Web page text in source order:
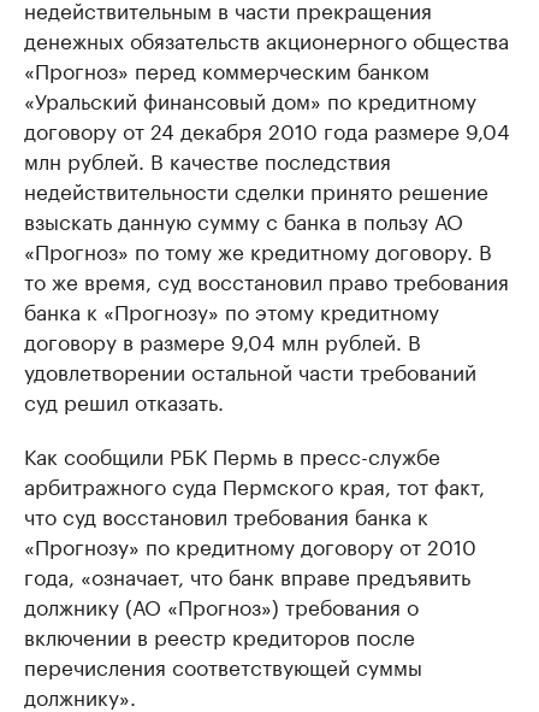
недействительным в части прекращения
денежных обязательств акционерного общества
«Прогноз» перед коммерческим банком
«Уральский финансовый дом» по кредитному
договору от 24 декабря 2010 года размере 9,04
млн рублей. В качестве последствия
недействительности сделки принято решение
взыскать данную сумму с банка в пользу АО
«Прогноз» по тому же кредитному договору. В
то же время, суд восстановил право требования
банка к «Прогнозу» по этому кредитному
договору в размере 9,04 млн рублей. В
удовлетворении остальной части требований
суд решил отказать.
Как сообщили РБК Пермь в пресс-службе
арбитражного суда Пермского края, тот факт,
что суд восстановил требования банка к
«Прогнозу» по кредитному договору от 2010
года, «означает, что банк вправе предъявить
должнику (АО «Прогноз») требования о
включении в реестр кредиторов после
перечисления соответствующей суммы
должнику».